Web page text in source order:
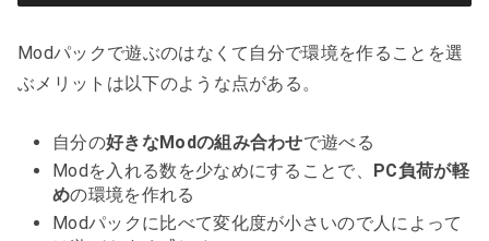
Modパックで遊ぶのはなくて自分で環境を作ることを選
ぶメリットは以下のような点がある。
自分の好きなModの組み合わせで遊べる
Modを入れる数を少なめにすることで、 PC負荷が軽
めの環境を作れる
Modパックに比べて変化度が小さいので人によって